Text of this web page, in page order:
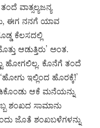
ವಾತ್ಸಲ್ಯಜನ್ಯ
ಈಗ ನನಗೆ ಯಾವ
ಕೆಲಸದಲ್ಲಿ
ಆಡುತ್ತಿರು’ ಅಂತ.
ಹೋಗಲಿಲ್ಲ. ಕೊನೆಗೆ ತಂದೆ
ಇಲ್ಲಿಂದ ಹೊರಕ್ಕೆ!’
ಆಕೆ ಮನೆಯನ್ನು
ಶಂಖದ ಸಾಮಾನು
ಜೊತೆ ಶಂಖಬಳೆಗಳನ್ನು